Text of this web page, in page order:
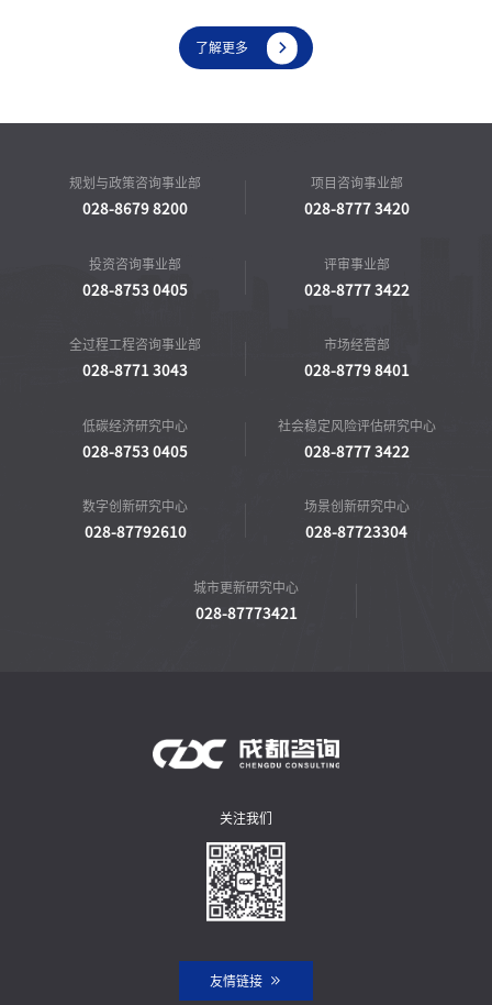
了解更多 
规划与政策咨询事业部
028-8679 8200
项目咨询事业部
028-8777 3420
投资咨询事业部
028-8753 0405
评审事业部
028-8777 3422
全过程工程咨询事业部
028-8771 3043
市场经营部
028-8779 8401
低碳经济研究中心
028-8753 0405
社会稳定风险评估研究中心
028-8777 3422
数字创新研究中心
028-87792610
场景创新研究中心
028-87723304
城市更新研究中心
028-87773421
关注我们
友情链接